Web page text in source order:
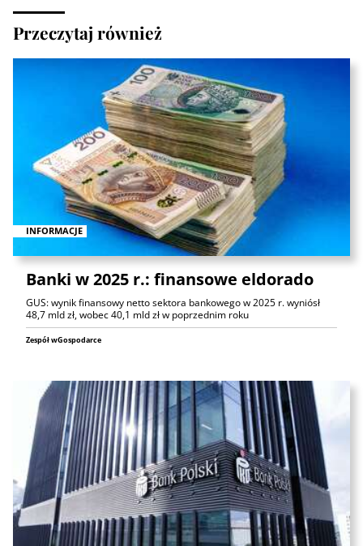
Przeczytaj również
INFORMACJE
Banki w 2025 r.: finansowe eldorado
GUS: wynik finansowy netto sektora bankowego w 2025 r. wyniósł
48,7 mld zł, wobec 40,1 mld zł w poprzednim roku
Zespół wGospodarce